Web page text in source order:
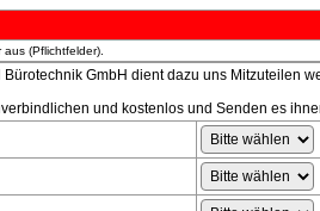
(Pflichtfelder).
Bürotechnik GmbH dient dazu uns Mitzuteilen
und kostenlos und Senden es